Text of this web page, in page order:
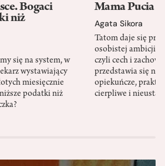
Bogaci
niż
się na system, w
wystawiający
miesięcznie
podatki niż
Mama Pucia
Agata Sikora
Tatom daje się
osobistej ambicji,
czyli cech i
przedstawia się
opiekuńcze,
cierpliwe i